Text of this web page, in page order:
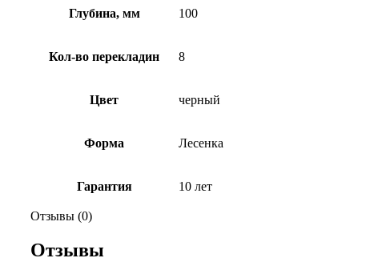
Глубина, мм 100
Кол-во перекладин 8
Цвет черный
Форма Лесенка
Гарантия 10 лет
Отзывы (0)
Отзывы